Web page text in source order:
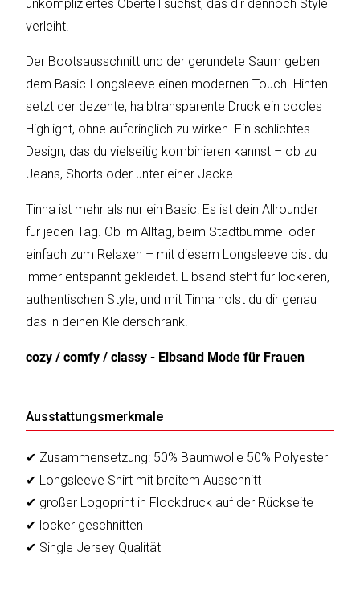
Katalog
erstellen
Preisliste
erstellen
unkompliziertes Oberteil suchst, das dir dennoch Style
verleiht.
Der Bootsausschnitt und der gerundete Saum geben
dem Basic-Longsleeve einen modernen Touch. Hinten
setzt der dezente, halbtransparente Druck ein cooles
Highlight, ohne aufdringlich zu wirken. Ein schlichtes
Design, das du vielseitig kombinieren kannst – ob zu
Jeans, Shorts oder unter einer Jacke.
Tinna ist mehr als nur ein Basic: Es ist dein Allrounder
für jeden Tag. Ob im Alltag, beim Stadtbummel oder
einfach zum Relaxen – mit diesem Longsleeve bist du
immer entspannt gekleidet. Elbsand steht für lockeren,
authentischen Style, und mit Tinna holst du dir genau
das in deinen Kleiderschrank.
cozy / comfy / classy - Elbsand Mode für Frauen
Ausstattungsmerkmale
✔ Zusammensetzung: 50% Baumwolle 50% Polyester
✔ Longsleeve Shirt mit breitem Ausschnitt
✔ großer Logoprint in Flockdruck auf der Rückseite
✔ locker geschnitten
✔ Single Jersey Qualität